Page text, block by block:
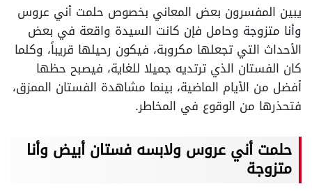
يبين المفسرون بعض المعاني بخصوص حلمت أني عروس
وأنا متزوجة وحامل فإن كانت السيدة واقعة في بعض
الأحداث التي تجعلها مكروبة، فيكون رحيلها قريباً، وكلما
كان الفستان الذي ترتديه جميلا للغاية، فيصبح حظها
أفضل من الأيام الماضية، بينما مشاهدة الفستان الممزق،
فتحذرها من الوقوع في المخاطر.
حلمت أني عروس ولابسه فستان أبيض وأنا
متزوجة